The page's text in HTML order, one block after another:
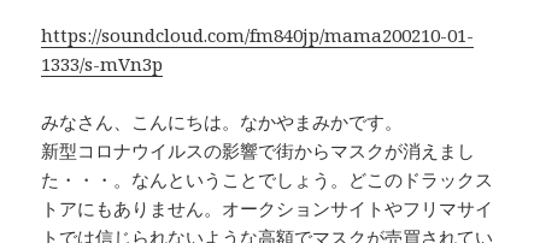
https://soundcloud.com/fm840jp/mama200210-01-
1333/s-mVn3p
みなさん、こんにちは。なかやまみかです。
新型コロナウイルスの影響で街からマスクが消えまし
た・・・。なんということでしょう。どこのドラックス
トアにもありません。オークションサイトやフリマサイ
トでは信じられないような高額でマスクが売買されてい